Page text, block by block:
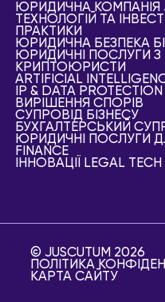
ЮРИДИЧНА КОМПАНІЯ
ТЕХНОЛОГІЙ ТА
ПРАКТИКИ
ЮРИДИЧНА БЕЗПЕКА
ЮРИДИЧНІ ПОСЛУГИ
КРИПТОЮРИСТИ
АRTIFICIAL
IP & DATA PROTECTION
ВИРІШЕННЯ СПОРІВ
СУПРОВІД БІЗНЕСУ
БУХГАЛТЕРСЬКИЙ
ЮРИДИЧНІ ПОСЛУГИ
FINANCE
ІННОВАЦІЇ LEGAL TECH
© JUSCUTUM 2026
ПОЛІТИКА
КАРТА САЙТУ